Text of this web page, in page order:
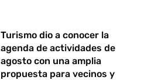
Turismo dio a conocer la
agenda de actividades de
agosto con una amplia
propuesta para vecinos y